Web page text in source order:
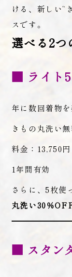
ける、新しい“
スです。
選べる2つ
■ ライト
年に数回着物
きもの丸洗い
料金：13,750円
1年間有効
さらに、5枚使
丸洗い30％
■ スタン